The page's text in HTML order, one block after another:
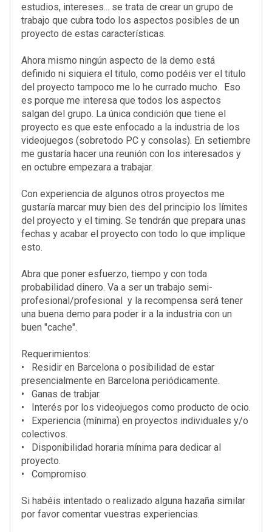
estudios, intereses... se trata de crear un grupo de
trabajo que cubra todo los aspectos posibles de un
proyecto de estas características.
Ahora mismo ningún aspecto de la demo está
definido ni siquiera el titulo, como podéis ver el titulo
del proyecto tampoco me lo he currado mucho. Eso
es porque me interesa que todos los aspectos
salgan del grupo. La única condición que tiene el
proyecto es que este enfocado a la industria de los
videojuegos (sobretodo PC y consolas). En setiembre
me gustaría hacer una reunión con los interesados y
en octubre empezara a trabajar.
Con experiencia de algunos otros proyectos me
gustaría marcar muy bien des del principio los límites
del proyecto y el timing. Se tendrán que prepara unas
fechas y acabar el proyecto con todo lo que implique
esto.
Abra que poner esfuerzo, tiempo y con toda
probabilidad dinero. Va a ser un trabajo semi-
profesional/profesional y la recompensa será tener
una buena demo para poder ir a la industria con un
buen "cache".
Requerimientos:
• Residir en Barcelona o posibilidad de estar
presencialmente en Barcelona periódicamente.
• Ganas de trabjar.
• Interés por los videojuegos como producto de ocio.
• Experiencia (mínima) en proyectos individuales y/o
colectivos.
• Disponibilidad horaria mínima para dedicar al
proyecto.
• Compromiso.
Si habéis intentado o realizado alguna hazaña similar
por favor comentar vuestras experiencias.